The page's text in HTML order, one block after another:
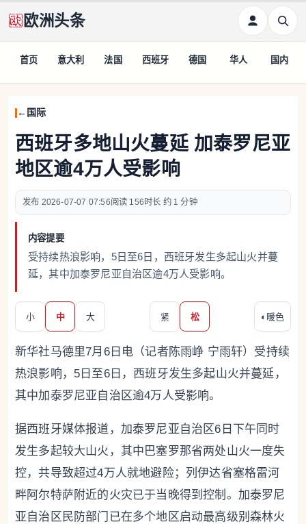
欧洲头条
首页 意大利 法国 西班牙 德国 华人 国内
国际
西班牙多地山火蔓延 加泰罗尼亚
地区逾4万人受影响
2026-07-07 07:56 156 约 1 分钟
内容提要
受持续热浪影响，5日至6日，西班牙发生多起山火并蔓
延，其中加泰罗尼亚自治区逾4万人受影响。
小 中 大 紧 松 ◐ 暖色
新华社马德里7月6日电（记者陈雨峥 宁雨轩）受持续
热浪影响，5日至6日，西班牙发生多起山火并蔓延，
其中加泰罗尼亚自治区逾4万人受影响。
据西班牙媒体报道，加泰罗尼亚自治区6日下午同时
发生多起较大山火，其中巴塞罗那省两处山火一度失
控，共导致超过4万人就地避险；列伊达省塞格雷河
畔阿尔特萨附近的火灾已于当晚得到控制。加泰罗尼
亚自治区民防部门已在多个地区启动最高级别森林火